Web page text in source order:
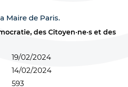
Maire de Paris.
des Citoyen·ne·s et des
19/02/2024
14/02/2024
593